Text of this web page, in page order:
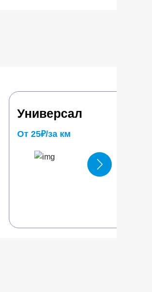
Универсал
От 25₽/за км